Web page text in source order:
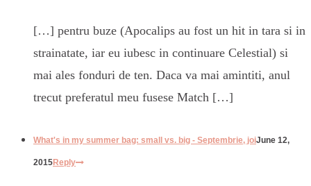
[…] pentru buze (Apocalips au fost un hit in tara si in
strainatate, iar eu iubesc in continuare Celestial) si
mai ales fonduri de ten. Daca va mai amintiti, anul
trecut preferatul meu fusese Match […]
What's in my summer bag: small vs. big - Septembrie, joiJune 12,
2015Reply